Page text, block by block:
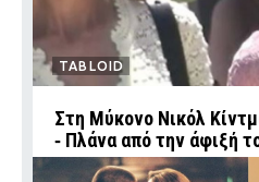
TABLOID
Στη Μύκονο Νικόλ
‑ Πλάνα από την άφιξή